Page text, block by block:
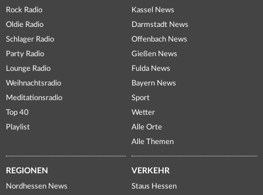
Rock Radio
Oldie Radio
Schlager Radio
Party Radio
Lounge Radio
Weihnachtsradio
Meditationsradio
Top 40
Playlist
Kassel News
Darmstadt News
Offenbach News
Gießen News
Fulda News
Bayern News
Sport
Wetter
Alle Orte
Alle Themen
REGIONEN
Nordhessen News
VERKEHR
Staus Hessen